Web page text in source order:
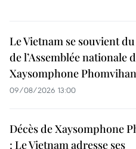
Le Vietnam se souvient
de l’Assemblée nationale
Xaysomphone
09/08/2026 13:00
Décès de Xaysomphone
: Le Vietnam adresse ses